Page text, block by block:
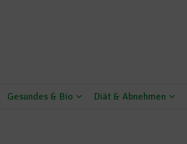
Gesundes & Bio Diät & Abnehmen